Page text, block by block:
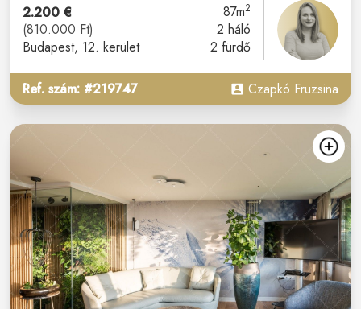
2.200 €
(810.000 Ft)
Budapest, 12. kerület
87m2
2 háló
2 fürdő
Ref. szám: #219747 Czapkó Fruzsina